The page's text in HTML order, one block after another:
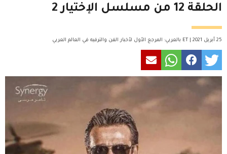
الحلقة 12 من مسلسل الإختيار 2
25 أبريل 2021 | ET بالعربي: المرجع الأول لأخبار الفن والترفيه في العالم العربي